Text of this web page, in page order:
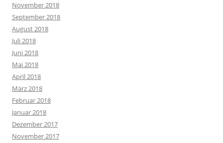
November 2018
September 2018
August 2018
Juli 2018
Juni 2018
Mai 2018
April 2018
März 2018
Februar 2018
Januar 2018
Dezember 2017
November 2017